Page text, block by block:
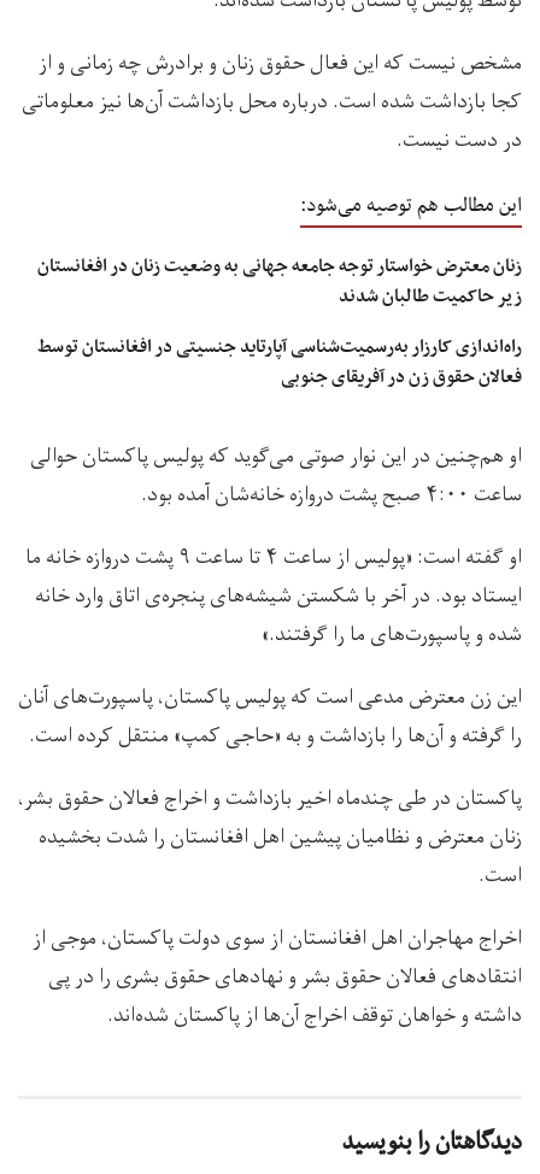
مشخص نیست که این فعال حقوق زنان و برادرش چه زمانی و از
کجا بازداشت شده است. درباره محل بازداشت آن‌ها نیز معلوماتی
در دست نیست.
این مطالب هم توصیه می‌شود:
زنان معترض خواستار توجه جامعه جهانی به وضعیت زنان در افغانستان
زیر حاکمیت طالبان شدند
راه‌اندازی کارزار به‌رسمیت‌شناسی آپارتاید جنسیتی در افغانستان توسط
فعالان حقوق زن در آفریقای جنوبی
او هم‌‌چنین در این نوار صوتی می‌گوید که پولیس پاکستان حوالی
ساعت ۴:۰۰ صبح پشت دروازه‌ خانه‌شان آمده بود.
او گفته است: «پولیس از ساعت ۴ تا ساعت ۹ پشت دروازه خانه ما
ایستاد بود. در آخر با شکستن شیشه‌های پنجره‌ی اتاق وارد خانه
شده و پاسپورت‌های ما را گرفتند.»
این زن معترض مدعی است که پولیس پاکستان، پاسپورت‌های آنان
را گرفته و آن‌ها را بازداشت و به «حاجی کمپ» منتقل کرده است.
پاکستان در طی چندماه اخیر بازداشت و اخراج فعالان حقوق بشر،
زنان معترض و نظامیان پیشین اهل افغانستان را شدت بخشیده
است.
اخراج مهاجران اهل افغانستان از سوی دولت پاکستان، موجی از
انتقادهای فعالان حقوق بشر و نهادهای حقوق بشری را در پی
داشته و خواهان توقف اخراج آن‌ها از پاکستان شده‌اند.
دیدگاهتان را بنویسید